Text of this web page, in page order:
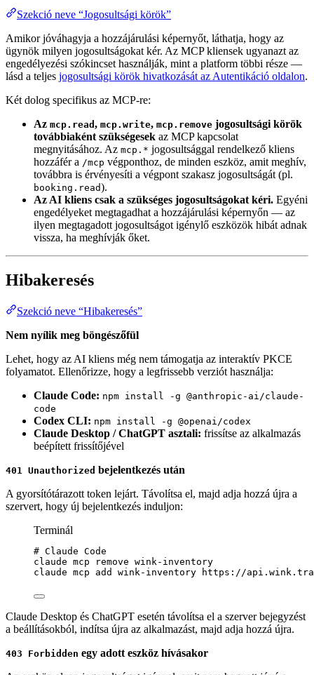
Szekció neve “Jogosultsági körök”
Amikor jóváhagyja a hozzájárulási képernyőt, láthatja, hogy az
ügynök milyen jogosultságokat kér. Az MCP kliensek ugyanazt az
engedélyezési szókincset használják, mint a platform többi része —
lásd a teljes jogosultsági körök hivatkozását az Autentikáció oldalon.
Két dolog specifikus az MCP-re:
Az mcp.read , mcp.write, mcp.remove jogosultsági körök
továbbiaként szükségesek az MCP kapcsolat
megnyitásához. Az mcp.* jogosultsággal rendelkező kliens
hozzáfér a /mcp végponthoz, de minden eszköz, amit meghív,
továbbra is érvényesíti a végpont szakasz jogosultságát (pl.
booking.read).
Az AI kliens csak a szükséges jogosultságokat kéri. Egyéni
engedélyeket megtagadhat a hozzájárulási képernyőn — az
ilyen megtagadott jogosultságot igénylő eszközök hibát adnak
vissza, ha meghívják őket.
Hibakeresés
Szekció neve “Hibakeresés”
Nem nyílik meg böngészőfül
Lehet, hogy az AI kliens még nem támogatja az interaktív PKCE
folyamatot. Ellenőrizze, hogy a legfrissebb verziót használja:
Claude Code: npm install -g @anthropic-ai/claude-
code
Codex CLI: npm install -g @openai/codex
Claude Desktop / ChatGPT asztali: frissítse az alkalmazás
beépített frissítőjével
401 Unauthorized bejelentkezés után
A gyorsítótárazott token lejárt. Távolítsa el, majd adja hozzá újra a
szervert, hogy új bejelentkezés induljon:
Terminál
# Claude Code
claude mcp remove wink-inventory
claude mcp add wink-inventory https://
Claude Desktop és ChatGPT esetén távolítsa el a szerver bejegyzést
a beállításokból, indítsa újra az alkalmazást, majd adja hozzá újra.
403 Forbidden egy adott eszköz hívásakor